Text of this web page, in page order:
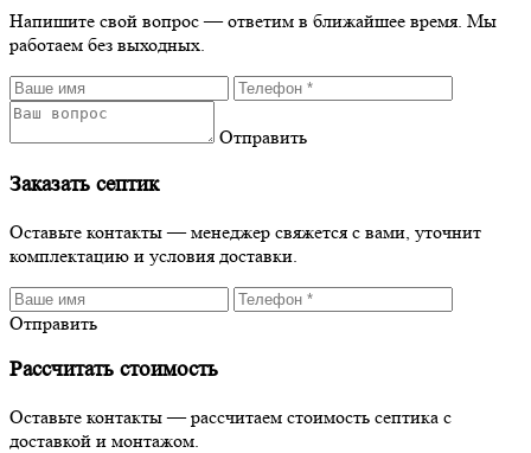
Напишите свой вопрос — ответим в ближайшее время. Мы
работаем без выходных.
Отправить
Заказать септик
Оставьте контакты — менеджер свяжется с вами, уточнит
комплектацию и условия доставки.
Отправить
Рассчитать стоимость
Оставьте контакты — рассчитаем стоимость септика с
доставкой и монтажом.